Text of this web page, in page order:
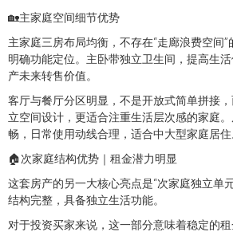
🏡主家庭空间细节优势
主家庭三房布局均衡，不存在“走廊浪费空间
明确功能定位。主卧带独立卫生间，提高生
产未来转售价值。
客厅与餐厅分区明显，不是开放式简单拼接
立空间设计，更适合注重生活层次感的家庭
畅，日常使用动线合理，适合中大型家庭居住
🏠次家庭结构优势｜租金潜力明显
这套房产的另一大核心亮点是“次家庭独立单
结构完整，具备独立生活功能。
对于投资买家来说，这一部分意味着稳定的